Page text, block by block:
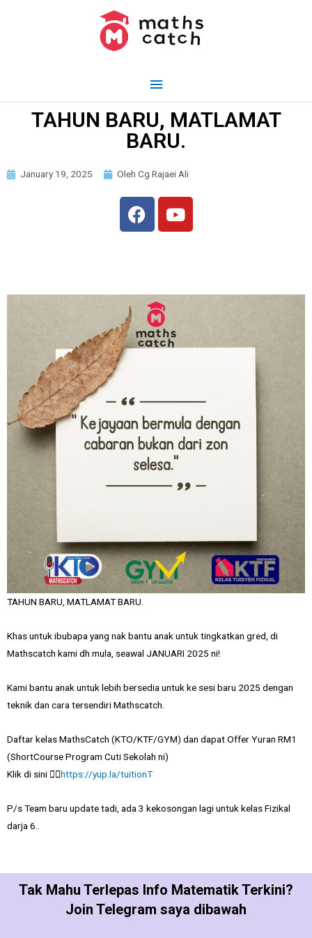
TAHUN BARU, MATLAMAT
BARU.
January 19, 2025 Oleh Cg Rajaei Ali
TAHUN BARU, MATLAMAT BARU.
Khas untuk ibubapa yang nak bantu anak untuk tingkatkan gred, di
Mathscatch kami dh mula, seawal JANUARI 2025 ni!
Kami bantu anak untuk lebih bersedia untuk ke sesi baru 2025 dengan
teknik dan cara tersendiri Mathscatch.
Daftar kelas MathsCatch (KTO/KTF/GYM) dan dapat Offer Yuran RM1
(ShortCourse Program Cuti Sekolah ni)
Klik di sini 👉🏻https://yup.la/tuitionT
P/s Team baru update tadi, ada 3 kekosongan lagi untuk kelas Fizikal
darja 6..
Tak Mahu Terlepas Info Matematik Terkini?
Join Telegram saya dibawah